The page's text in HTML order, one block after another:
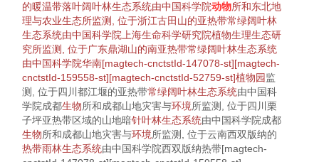
的暖温带落叶阔叶林生态系统由中国科学院动物所和东北地
理与农业生态所监测, 位于浙江古田山的亚热带常绿阔叶林
生态系统由中国科学院上海生命科学研究院植物生理生态研
究所监测, 位于广东鼎湖山的南亚热带常绿阔叶林生态系统
由中国科学院华南[magtech-cnctstId-147078-st][magtech-
cnctstId-159558-st][magtech-cnctstId-52759-st]植物园监
测, 位于四川都江堰的亚热带常绿阔叶林生态系统由中国科
学院成都生物所和成都山地灾害与环境所监测, 位于四川栗
子坪亚热带区域的山地暗针叶林生态系统由中国科学院成都
生物所和成都山地灾害与环境所监测, 位于云南西双版纳的
热带雨林生态系统由中国科学院西双版纳热带[magtech-